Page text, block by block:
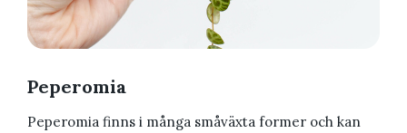
Peperomia
Peperomia finns i många småväxta former och kan